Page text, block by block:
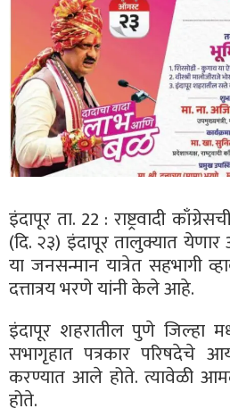
इंदापूर ता. 22 : राष्ट्रवादी
(दि. २३) इंदापूर तालुक्यात
या जनसन्मान यात्रेत सहभागी
दत्तात्रय भरणे यांनी केले आहे.
इंदापूर शहरातील पुणे जिल्हा
सभागृहात पत्रकार परिषदेचे
करण्यात आले होते. त्यावेळी
होते.